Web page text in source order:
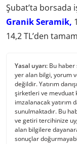
Şubat’ta borsada
Granik Seramik,
14,2 TL’den
Yasal uyarı: Bu haber
yer alan bilgi, yorum
değildir. Yatırım
şirketleri ve mevduat
imzalanacak yatırım
sunulmaktadır. Bu
ve getiri tercihinize
alan bilgilere
sonuçlar